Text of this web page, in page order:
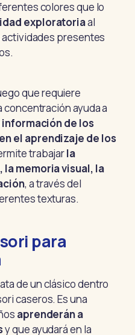
colores que lo
exploratoriaal
presentes
que requiere
concentración ayuda a
de los
el aprendizaje de los
trabajarla
memoria visual, la
, a través del
texturas.
para
de un clásico dentro
caseros. Es una
aprenderán a
y que ayudará en la